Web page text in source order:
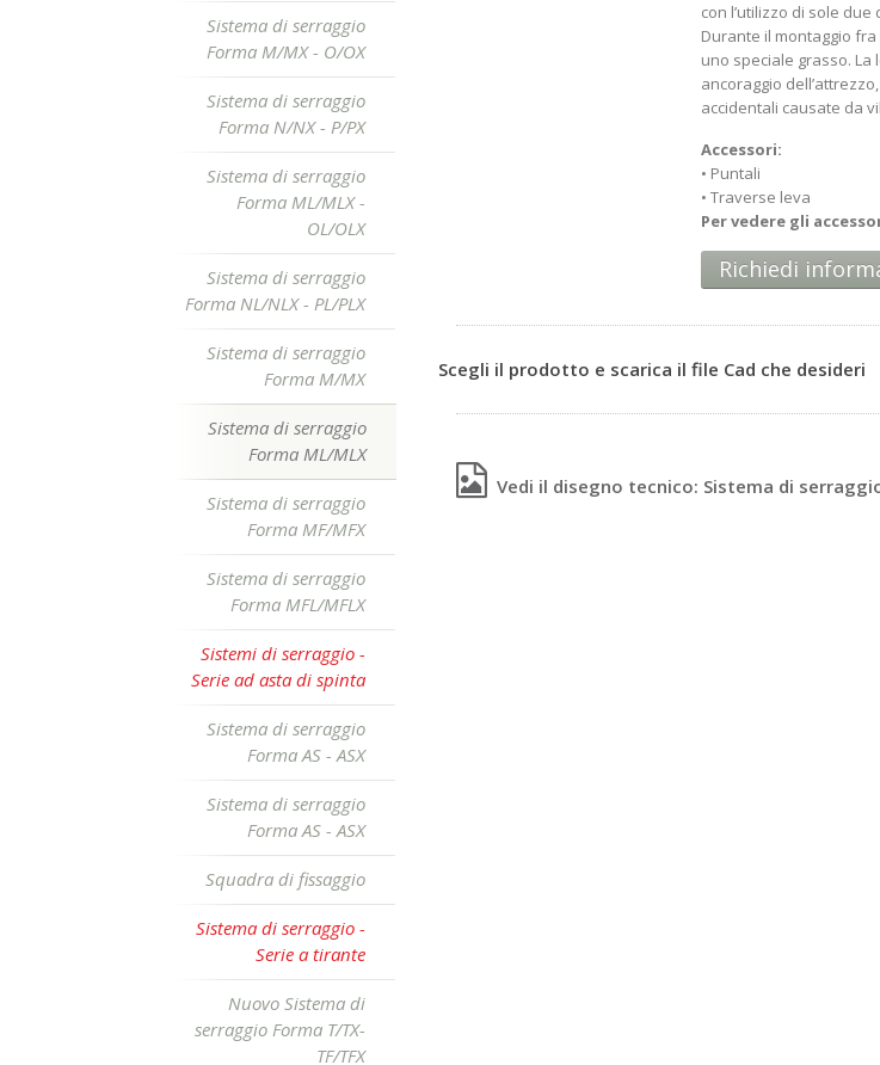
Sistema di serraggio
Forma M/MX - O/OX
Sistema di serraggio
Forma N/NX - P/PX
Sistema di serraggio
Forma ML/MLX -
OL/OLX
Sistema di serraggio
Forma NL/NLX - PL/PLX
Sistema di serraggio
Forma M/MX
Sistema di serraggio
Forma ML/MLX
Sistema di serraggio
Forma MF/MFX
Sistema di serraggio
Forma MFL/MFLX
Sistemi di serraggio -
Serie ad asta di spinta
Sistema di serraggio
Forma AS - ASX
Sistema di serraggio
Forma AS - ASX
Squadra di fissaggio
Sistema di serraggio -
Serie a tirante
Nuovo Sistema di
serraggio Forma T/TX-
TF/TFX
con l’utilizzo di sole due
Durante il montaggio
uno speciale grasso.
ancoraggio
accidentali causate da
Accessori:
• Puntali
• Traverse leva
Per vedere gli
Richiedi
Scegli il prodotto e scarica il file Cad che desideri
Vedi il disegno tecnico: Sistema di